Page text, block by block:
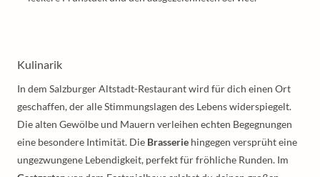
Kulinarik
In dem Salzburger Altstadt-Restaurant wird für dich einen Ort
geschaffen, der alle Stimmungslagen des Lebens widerspiegelt.
Die alten Gewölbe und Mauern verleihen echten Begegnungen
eine besondere Intimität. Die Brasserie hingegen versprüht eine
ungezwungene Lebendigkeit, perfekt für fröhliche Runden. Im